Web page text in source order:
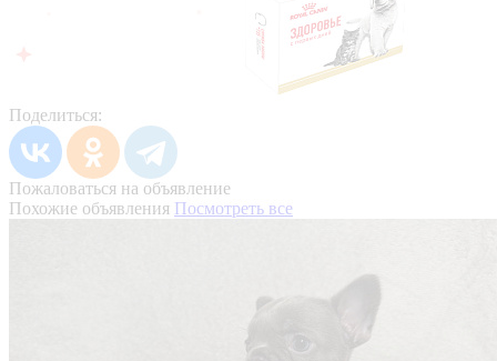
Поделиться:
Пожаловаться на объявление
Похожие объявления Посмотреть все